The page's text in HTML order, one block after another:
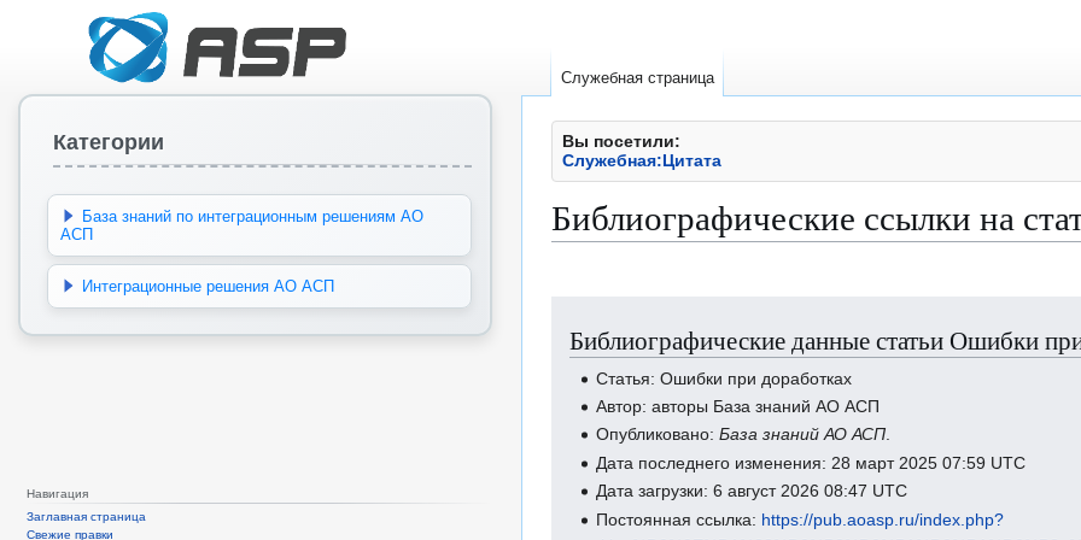
Вы посетили:
Служебная:Цитата
Библиографические ссылки на
навигации
поиску
Библиографические данные статьи Ошибки
Статья: Ошибки при доработках
Автор: авторы База знаний АО АСП
Опубликовано:База знаний АО АСП.
Дата последнего изменения: 28 март 2025 07:59 UTC
Дата загрузки: 6 август 2026 08:47 UTC
Постоянная ссылка: https://pub.aoasp.ru/index.php?
Служебная страница
Категории
База знаний по интеграционным решениям АО
АСП
Интеграционные решения АО АСП
Навигация
Заглавная страница
Свежие правки